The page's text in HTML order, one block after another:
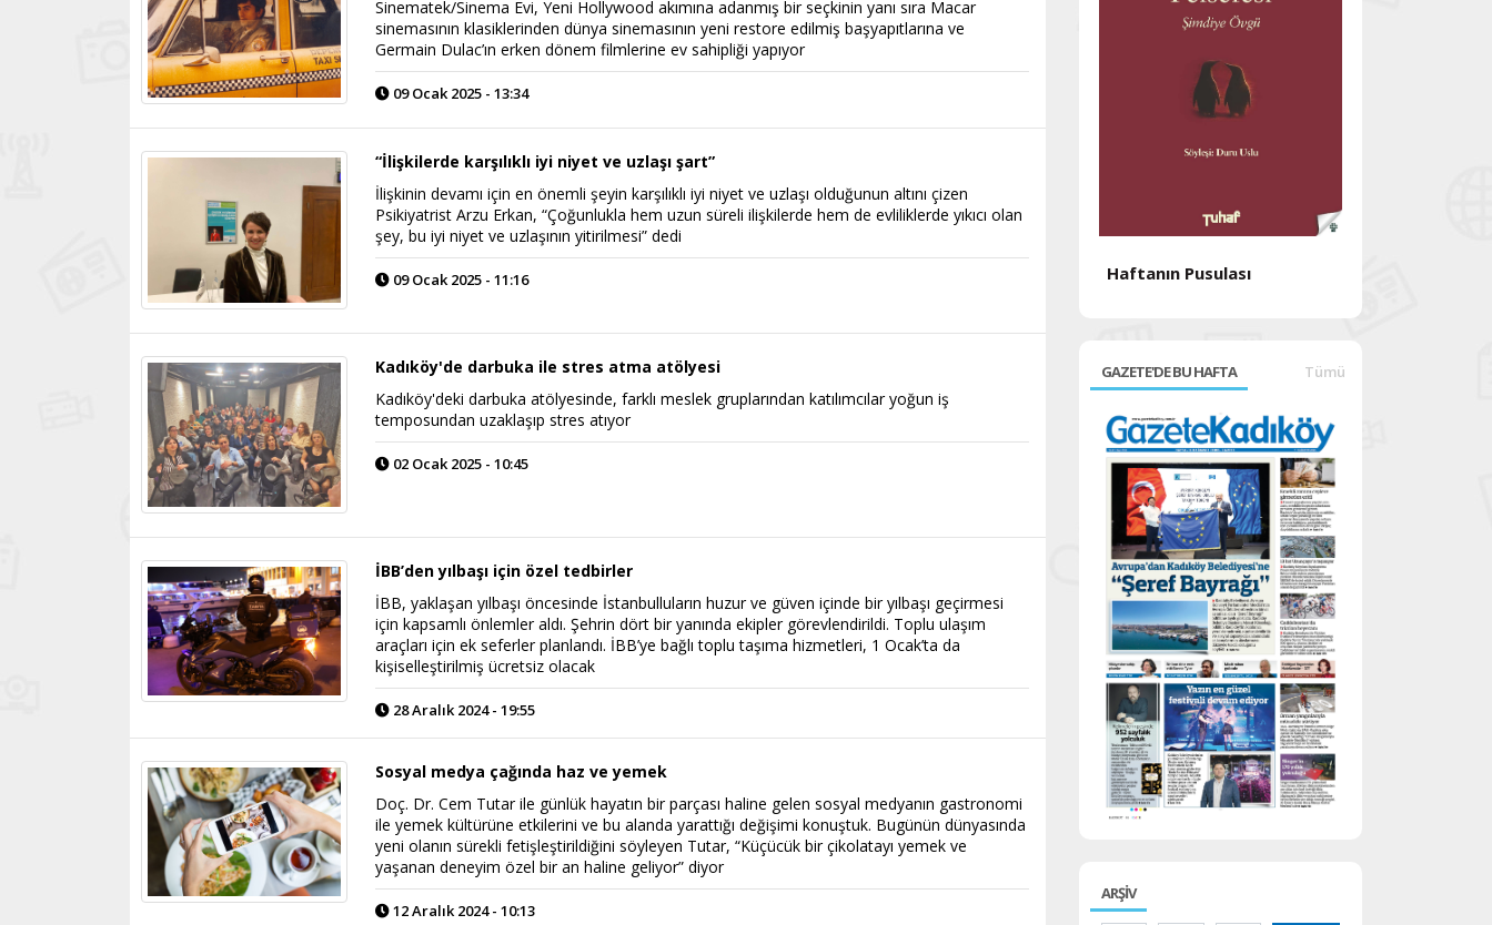
Sinematek/Sinema Evi, Yeni Hollywood akımına adanmış bir seçkinin yanı sıra Macar
sinemasının klasiklerinden dünya sinemasının yeni restore edilmiş başyapıtlarına ve
Germain Dulac’ın erken dönem filmlerine ev sahipliği yapıyor
09 Ocak 2025 - 13:34
“İlişkilerde karşılıklı iyi niyet ve uzlaşı şart”
İlişkinin devamı için en önemli şeyin karşılıklı iyi niyet ve uzlaşı olduğunun altını çizen
Psikiyatrist Arzu Erkan, “Çoğunlukla hem uzun süreli ilişkilerde hem de evliliklerde yıkıcı olan
şey, bu iyi niyet ve uzlaşının yitirilmesi” dedi
09 Ocak 2025 - 11:16
Kadıköy'de darbuka ile stres atma atölyesi
Kadıköy'deki darbuka atölyesinde, farklı meslek gruplarından katılımcılar yoğun iş
temposundan uzaklaşıp stres atıyor
02 Ocak 2025 - 10:45
İBB’den yılbaşı için özel tedbirler
İBB, yaklaşan yılbaşı öncesinde İstanbulluların huzur ve güven içinde bir yılbaşı geçirmesi
için kapsamlı önlemler aldı. Şehrin dört bir yanında ekipler görevlendirildi. Toplu ulaşım
araçları için ek seferler planlandı. İBB’ye bağlı toplu taşıma hizmetleri, 1 Ocak’ta da
kişiselleştirilmiş ücretsiz olacak
28 Aralık 2024 - 19:55
Sosyal medya çağında haz ve yemek
Doç. Dr. Cem Tutar ile günlük hayatın bir parçası haline gelen sosyal medyanın gastronomi
ile yemek kültürüne etkilerini ve bu alanda yarattığı değişimi konuştuk. Bugünün dünyasında
yeni olanın sürekli fetişleştirildiğini söyleyen Tutar, “Küçücük bir çikolatayı yemek ve
yaşanan deneyim özel bir an haline geliyor” diyor
12 Aralık 2024 - 10:13
Haftanın Sinevizyonu Haftanın Pusulası
Haftanın Pusulası
GAZETE'DE BU HAFTA Tümü
ARŞİV